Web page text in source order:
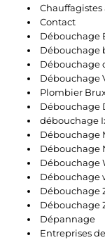
Chauffagistes
Contact
Débouchage
Débouchage
Débouchage
Débouchage
Plombier
Débouchage
débouchage
Débouchage
Débouchage
Débouchage
Débouchage
Débouchage
Débouchage
Dépannage
Entreprises